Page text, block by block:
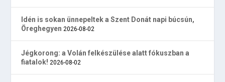
Idén is sokan ünnepeltek a Szent Donát napi búcsún,
Öreghegyen 2026-08-02
Jégkorong: a Volán felkészülése alatt fókuszban a
fiatalok! 2026-08-02